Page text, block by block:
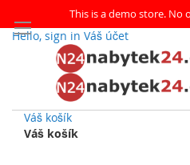
This is a demo store. No
Hello, sign in Váš účet
Váš košík
Váš košík